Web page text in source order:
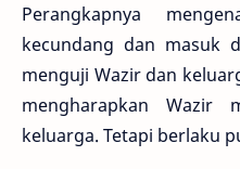
Perangkapnya
kecundang dan masuk
menguji Wazir dan
mengharapkan Wazir
keluarga. Tetapi berlaku